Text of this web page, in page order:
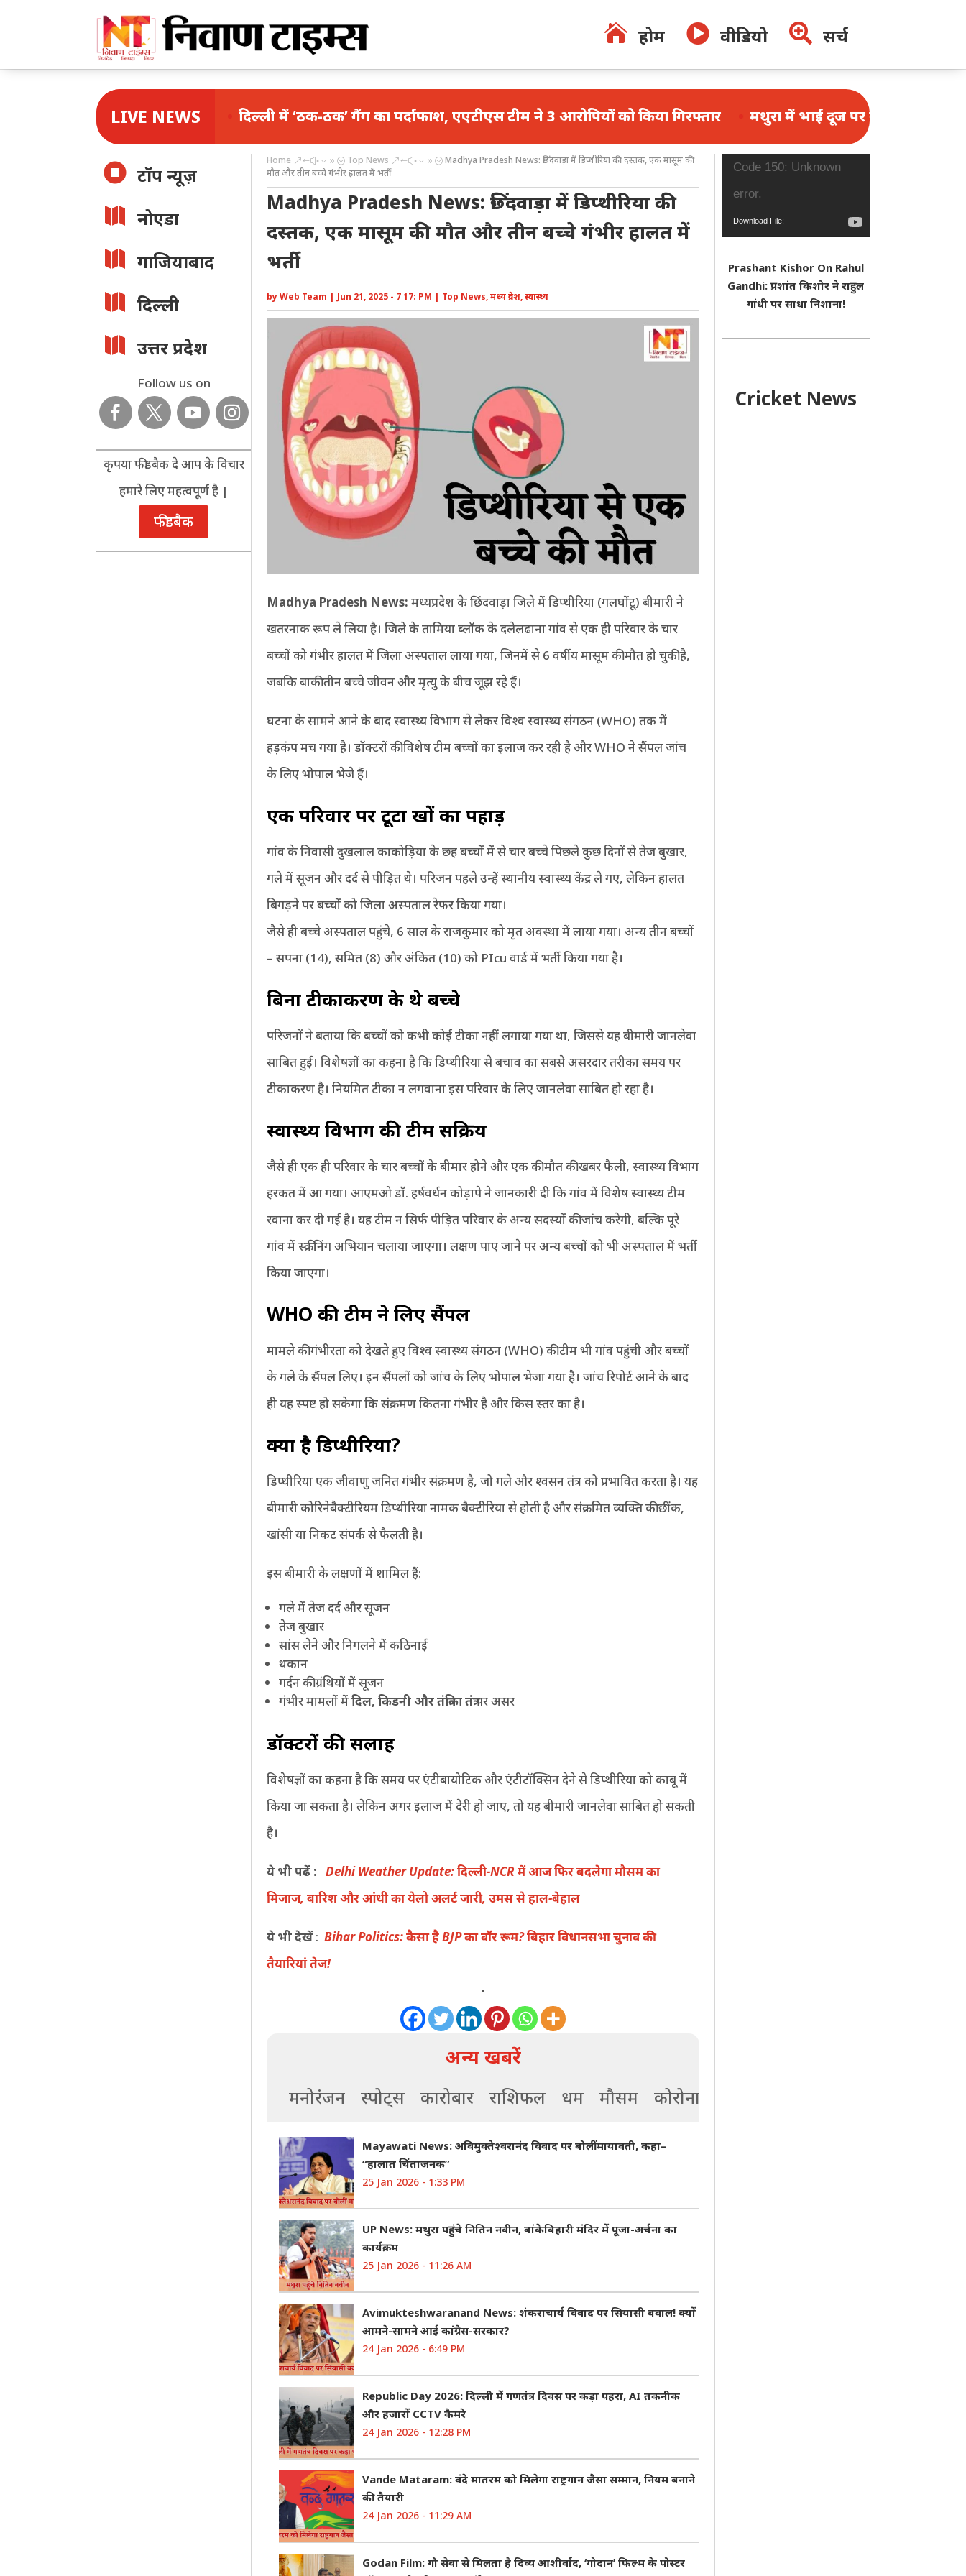
 सर्च
 वीडियो
 होम
LIVE NEWS
दिल्ली में ‘ठक-ठक’ गैंग का पर्दाफाश, एएटीएस टीम ने 3 आरोपियों को किया गिरफ्तार मथुरा में भाई दूज पर उमड़ी भक्तों की भीड़, 1.25
 टॉप न्यूज़
 नोएडा
 गाजियाबाद
 दिल्ली
 उत्तर प्रदेश
Follow us on
कृपया फीडबैक दे आप के विचार
हमारे लिए महत्वपूर्ण है |
फीडबैक
Home &#x39; Top News &#x39; Madhya Pradesh News: छिंदवाड़ा में डिप्थीरिया की दस्तक, एक मासूम की
मौत और तीन बच्चे गंभीर हालत में भर्ती
Madhya Pradesh News: छिंदवाड़ा में डिप्थीरिया की
दस्तक, एक मासूम की मौत और तीन बच्चे गंभीर हालत में
भर्ती
byWeb Team | Jun 21, 2025 - 7 17: PM | Top News,मध्य प्रदेश,स्वास्थ्य
Madhya Pradesh News:मध्यप्रदेश के छिंदवाड़ा जिले में डिप्थीरिया (गलघोंटू) बीमारी ने
खतरनाक रूप ले लिया है। जिले के तामिया ब्लॉक के दलेलढाना गांव से एक ही परिवार के चार
बच्चों को गंभीर हालत में जिला अस्पताल लाया गया, जिनमें से 6 वर्षीय मासूम की मौत हो चुकी है,
जबकि बाकी तीन बच्चे जीवन और मृत्यु के बीच जूझ रहे हैं।
घटना के सामने आने के बाद स्वास्थ्य विभाग से लेकर विश्व स्वास्थ्य संगठन (WHO) तक में
हड़कंप मच गया है। डॉक्टरों की विशेष टीम बच्चों का इलाज कर रही है और WHO ने सैंपल जांच
के लिए भोपाल भेजे हैं।
एक परिवार पर टूटा दुखों का पहाड़
गांव के निवासी दुखलाल काकोड़िया के छह बच्चों में से चार बच्चे पिछले कुछ दिनों से तेज बुखार,
गले में सूजन और दर्द से पीड़ित थे। परिजन पहले उन्हें स्थानीय स्वास्थ्य केंद्र ले गए, लेकिन हालत
बिगड़ने पर बच्चों को जिला अस्पताल रेफर किया गया।
जैसे ही बच्चे अस्पताल पहुंचे, 6 साल के राजकुमार को मृत अवस्था में लाया गया। अन्य तीन बच्चों
– सपना (14), समित (8) और अंकित (10) को PIcu वार्ड में भर्ती किया गया है।
बिना टीकाकरण के थे बच्चे
परिजनों ने बताया कि बच्चों को कभी कोई टीका नहीं लगाया गया था, जिससे यह बीमारी जानलेवा
साबित हुई। विशेषज्ञों का कहना है कि डिप्थीरिया से बचाव का सबसे असरदार तरीका समय पर
टीकाकरण है। नियमित टीका न लगवाना इस परिवार के लिए जानलेवा साबित हो रहा है।
स्वास्थ्य विभाग की टीम सक्रिय
जैसे ही एक ही परिवार के चार बच्चों के बीमार होने और एक की मौत की खबर फैली, स्वास्थ्य विभाग
हरकत में आ गया। आएमओ डॉ. हर्षवर्धन कोड़ापे ने जानकारी दी कि गांव में विशेष स्वास्थ्य टीम
रवाना कर दी गई है। यह टीम न सिर्फ पीड़ित परिवार के अन्य सदस्यों की जांच करेगी, बल्कि पूरे
गांव में स्क्रीनिंग अभियान चलाया जाएगा। लक्षण पाए जाने पर अन्य बच्चों को भी अस्पताल में भर्ती
किया जाएगा।
WHOकी टीम ने लिए सैंपल
मामले की गंभीरता को देखते हुए विश्व स्वास्थ्य संगठन (WHO) की टीम भी गांव पहुंची और बच्चों
के गले के सैंपल लिए। इन सैंपलों को जांच के लिए भोपाल भेजा गया है। जांच रिपोर्ट आने के बाद
ही यह स्पष्ट हो सकेगा कि संक्रमण कितना गंभीर है और किस स्तर का है।
क्या है डिप्थीरिया?
डिप्थीरिया एक जीवाणु जनित गंभीर संक्रमण है, जो गले और श्वसन तंत्र को प्रभावित करता है। यह
बीमारी कोरिनेबैक्टीरियम डिप्थीरिया नामक बैक्टीरिया से होती है और संक्रमित व्यक्ति की छींक,
खांसी या निकट संपर्क से फैलती है।
इस बीमारी के लक्षणों में शामिल हैं:
गले में तेज दर्द और सूजन
तेज बुखार
सांस लेने और निगलने में कठिनाई
थकान
गर्दन की ग्रंथियों में सूजन
गंभीर मामलों मेंदिल,किडनी और तंत्रिका तंत्रपर असर
डॉक्टरों की सलाह
विशेषज्ञों का कहना है कि समय पर एंटीबायोटिक और एंटीटॉक्सिन देने से डिप्थीरिया को काबू में
किया जा सकता है। लेकिन अगर इलाज में देरी हो जाए, तो यह बीमारी जानलेवा साबित हो सकती
है।
ये भी पढें : Delhi Weather Update: दिल्ली-NCR में आज फिर बदलेगा मौसम का
मिजाज, बारिश और आंधी का येलो अलर्ट जारी, उमस से हाल-बेहाल
ये भी देखें :Bihar Politics: कैसा है BJP का वॉर रूम? बिहार विधानसभा चुनाव की
तैयारियां तेज!
-
अन्य खबरें
मनोरंजन स्पोर्ट्स कारोबार राशिफल धर्म मौसम कोरोना
Mayawati News: अविमुक्तेश्वरानंद विवाद पर बोलीं मायावती, कहा–
“हालात चिंताजनक”
25 Jan 2026 - 1:33 PM
UP News: मथुरा पहुंचे नितिन नवीन, बांकेबिहारी मंदिर में पूजा-अर्चना का
कार्यक्रम
25 Jan 2026 - 11:26 AM
Avimukteshwaranand News: शंकराचार्य विवाद पर सियासी बवाल! क्यों
आमने-सामने आई कांग्रेस-सरकार?
24 Jan 2026 - 6:49 PM
Republic Day 2026: दिल्ली में गणतंत्र दिवस पर कड़ा पहरा, AI तकनीक
और हजारों CCTV कैमरे
24 Jan 2026 - 12:28 PM
Vande Mataram: वंदे मातरम को मिलेगा राष्ट्रगान जैसा सम्मान, नियम बनाने
की तैयारी
24 Jan 2026 - 11:29 AM
Godan Film: गौ सेवा से मिलता है दिव्य आशीर्वाद, ‘गोदान’ फिल्म के पोस्टर
Video
Player
Code 150: Unknown
error.
Download File:
v=N_f4W2r2nys&_=1
Prashant Kishor On Rahul
Gandhi: प्रशांत किशोर ने राहुल
गांधी पर साधा निशाना!
Cricket News